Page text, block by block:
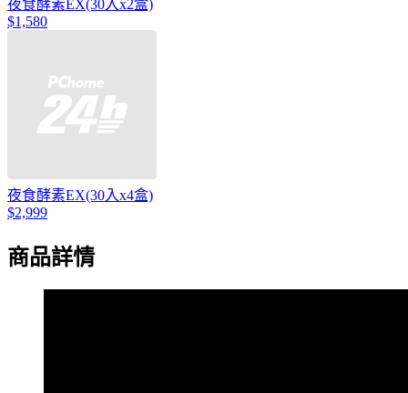
夜食酵素EX(30入x2盒)
$1,580
夜食酵素EX(30入x4盒)
$2,999
商品詳情